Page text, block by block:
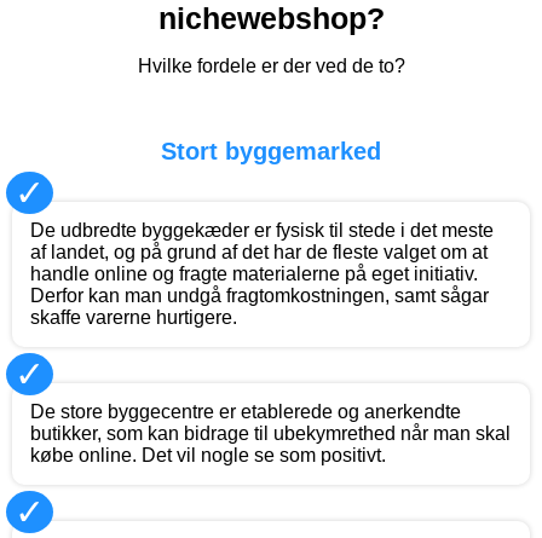
nichewebshop?
Hvilke fordele er der ved de to?
Stort byggemarked
✓
De udbredte byggekæder er fysisk til stede i det meste
af landet, og på grund af det har de fleste valget om at
handle online og fragte materialerne på eget initiativ.
Derfor kan man undgå fragtomkostningen, samt sågar
skaffe varerne hurtigere.
✓
De store byggecentre er etablerede og anerkendte
butikker, som kan bidrage til ubekymrethed når man skal
købe online. Det vil nogle se som positivt.
✓